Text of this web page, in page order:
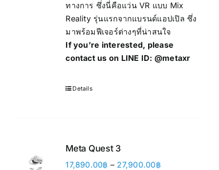
124,000.00฿
ทางการ ซึ่งนี่คือแว่น VR แบบ Mix
Reality รุ่นแรกจากแบรนด์แอปเปิล ซึ่ง
มาพร้อมฟีเจอร์ต่างๆที่น่าสนใจ
If you’re interested, please
contact us on LINE ID: @metaxr
Details
Meta Quest 3
17,890.00฿ – 27,900.00฿Price